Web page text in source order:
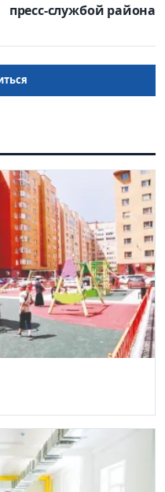
пресс-службой района